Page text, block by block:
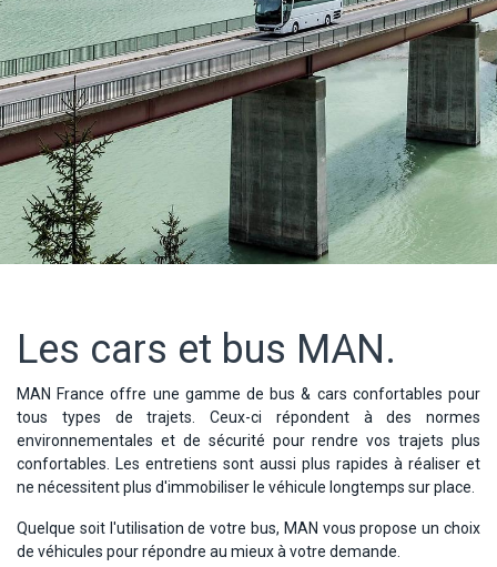
Les cars et bus MAN.
MAN France offre une gamme de bus & cars confortables pour
tous types de trajets. Ceux-ci répondent à des normes
environnementales et de sécurité pour rendre vos trajets plus
confortables. Les entretiens sont aussi plus rapides à réaliser et
ne nécessitent plus d'immobiliser le véhicule longtemps sur place.
Quelque soit l'utilisation de votre bus, MAN vous propose un choix
de véhicules pour répondre au mieux à votre demande.